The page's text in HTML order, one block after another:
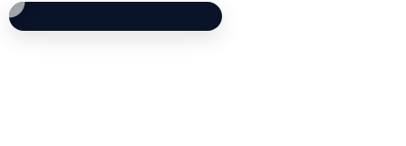
Opinión de alumno de Marketing Digital: